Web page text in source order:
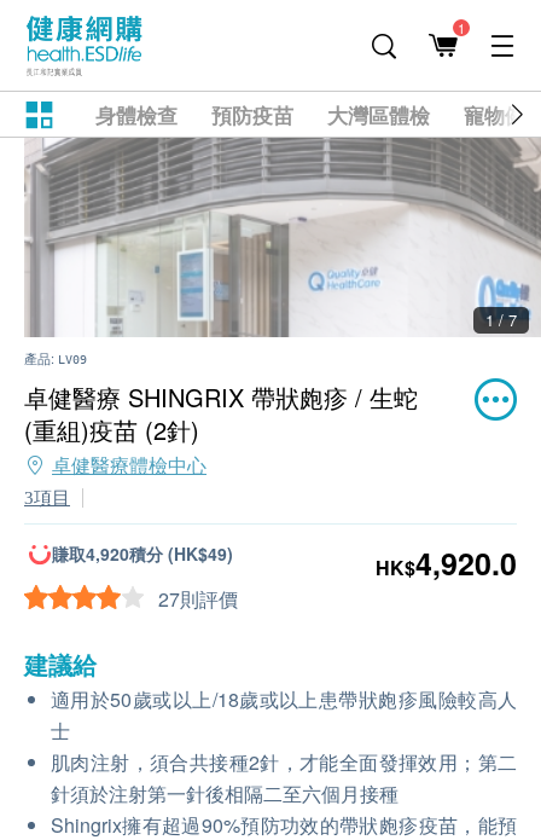
1
身體檢查 預防疫苗 大灣區體檢 寵物健
2 / 7
產品: LV09
卓健醫療 SHINGRIX 帶狀皰疹 / 生蛇
(重組)疫苗 (2針)
卓健醫療體檢中心
3項目
賺取4,920積分 (HK$49)
27則評價
HK$4,920.0
建議給
適用於50歲或以上/18歲或以上患帶狀皰疹風險較高人
士
肌肉注射，須合共接種2針，才能全面發揮效用；第二
針須於注射第一針後相隔二至六個月接種
Shingrix擁有超過90%預防功效的帶狀皰疹疫苗，能預